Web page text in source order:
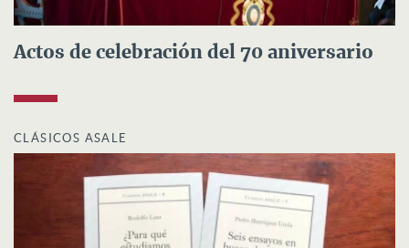
Actos de celebración del 70 aniversario
CLÁSICOS ASALE